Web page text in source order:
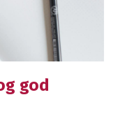
god